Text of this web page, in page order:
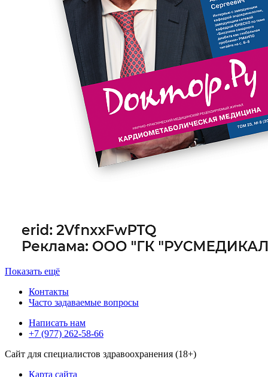
Показать ещё
Контакты
Часто задаваемые вопросы
Написать нам
+7 (977) 262-58-66
Сайт для специалистов здравоохранения (18+)
Карта сайта